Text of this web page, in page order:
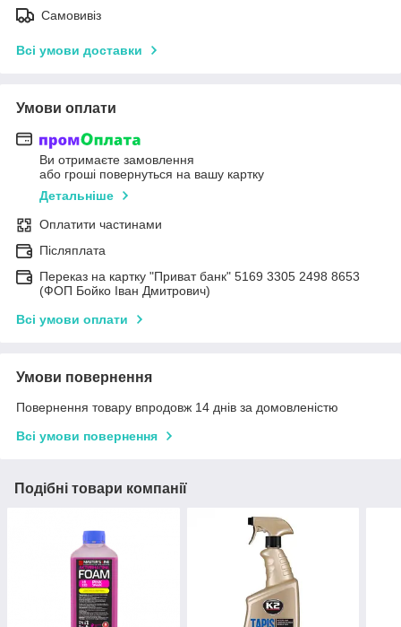
Самовивіз
Всі умови доставки
Умови оплати
Ви отримаєте замовлення
або гроші повернуться на вашу картку
Детальніше
Оплатити частинами
Післяплата
Переказ на картку "Приват банк" 5169 3305 2498 8653
(ФОП Бойко Іван Дмитрович)
Всі умови оплати
Умови повернення
Повернення товару впродовж 14 днів за домовленістю
Всі умови повернення
Подібні товари компанії